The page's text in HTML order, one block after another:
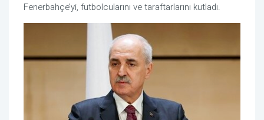
Fenerbahçe’yi, futbolcularını ve taraftarlarını kutladı.